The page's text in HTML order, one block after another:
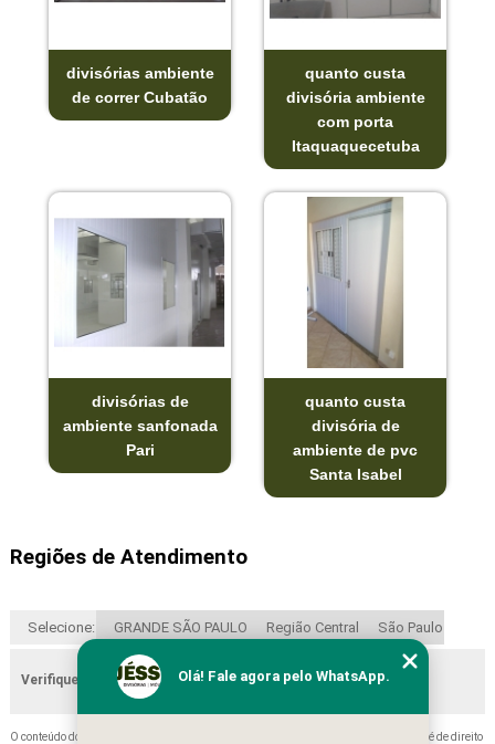
divisórias ambiente
de correr Cubatão
quanto custa
divisória ambiente
com porta
Itaquaquecetuba
divisórias de
ambiente sanfonada
Pari
quanto custa
divisória de
ambiente de pvc
Santa Isabel
Regiões de Atendimento
Selecione: GRANDE SÃO PAULO Região Central São Paulo
Verifique as regiões que atendemos
O conteúdo do texto "
" é de direito
Olá! Fale agora pelo WhatsApp.